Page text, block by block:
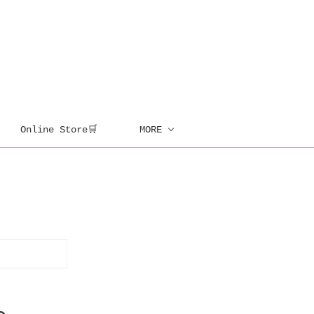
Online Store🛒 MORE